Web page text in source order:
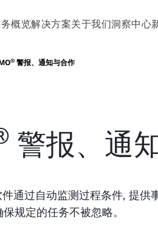
概览解决方案关于我们洞察中心
® 警报、通知与合作
警报、通
通过自动监测过程条件, 提
规定的任务不被忽略。